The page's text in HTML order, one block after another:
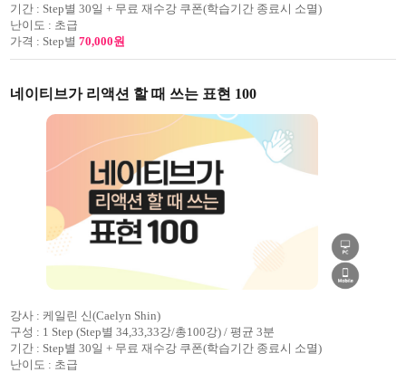
기간 : Step별 30일 + 무료 재수강 쿠폰(학습기간 종료시 소멸)
난이도 : 초급
가격 : Step별 70,000원
네이티브가 리액션 할 때 쓰는 표현 100
강사 : 케일린 신(Caelyn Shin)
구성 : 1 Step (Step별 34,33,33강/총100강) / 평균 3분
기간 : Step별 30일 + 무료 재수강 쿠폰(학습기간 종료시 소멸)
난이도 : 초급